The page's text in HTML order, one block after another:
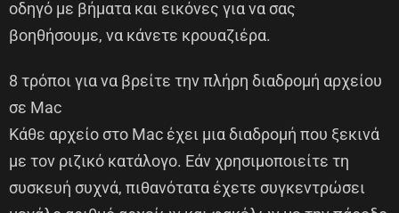
οδηγό με βήματα και εικόνες για να σας
βοηθήσουμε, να κάνετε κρουαζιέρα.
8 τρόποι για να βρείτε την πλήρη διαδρομή αρχείου
σε Mac
Κάθε αρχείο στο Mac έχει μια διαδρομή που ξεκινά
με τον ριζικό κατάλογο. Εάν χρησιμοποιείτε τη
συσκευή συχνά, πιθανότατα έχετε συγκεντρώσει